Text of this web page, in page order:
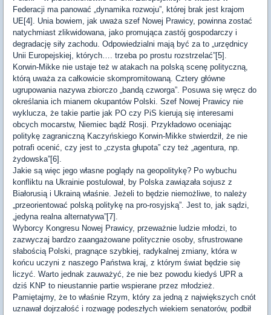
Federacji ma panować „dynamika rozwoju”, której brak jest krajom
UE[4]. Unia bowiem, jak uważa szef Nowej Prawicy, powinna zostać
natychmiast zlikwidowana, jako promująca zastój gospodarczy i
degradację siły zachodu. Odpowiedzialni mają być za to „urzędnicy
Unii Europejskiej, których…. trzeba po prostu rozstrzelać”[5].
Korwin-Mikke nie ustaje też w atakach na polską scenę polityczną,
którą uważa za całkowicie skompromitowaną. Cztery główne
ugrupowania nazywa zbiorczo „bandą czworga”. Posuwa się wręcz do
określania ich mianem okupantów Polski. Szef Nowej Prawicy nie
wyklucza, że takie partie jak PO czy PiS kierują się interesami
obcych mocarstw, Niemiec bądź Rosji. Przykładowo oceniając
politykę zagraniczną Kaczyńskiego Korwin-Mikke stwierdził, że nie
potrafi ocenić, czy jest to „czysta głupota” czy też „agentura, np.
żydowska”[6].
Jakie są więc jego własne poglądy na geopolitykę? Po wybuchu
konfliktu na Ukrainie postulował, by Polska zawiązała sojusz z
Białorusią i Ukrainą właśnie. Jeżeli to będzie niemożliwe, to należy
„przeorientować polską politykę na pro-rosyjską”. Jest to, jak sądzi,
„jedyna realna alternatywa”[7].
Wyborcy Kongresu Nowej Prawicy, przeważnie ludzie młodzi, to
zazwyczaj bardzo zaangażowane politycznie osoby, sfrustrowane
słabością Polski, pragnące szybkiej, radykalnej zmiany, która w
końcu uczyni z naszego Państwa kraj, z którym świat będzie się
liczyć. Warto jednak zauważyć, że nie bez powodu kiedyś UPR a
dziś KNP to nieustannie partie wspierane przez młodzież.
Pamiętajmy, że to właśnie Rzym, który za jedną z największych cnót
uznawał dojrzałość i rozwagę podeszłych wiekiem senatorów, podbił